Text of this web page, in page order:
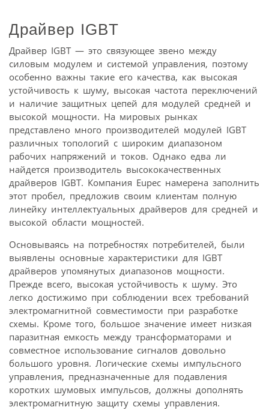
Драйвер IGBT
Драйвер IGBT — это связующее звено между
силовым модулем и системой управления, поэтому
особенно важны такие его качества, как высокая
устойчивость к шуму, высокая частота переключений
и наличие защитных цепей для модулей средней и
высокой мощности. На мировых рынках
представлено много производителей модулей IGBT
различных топологий с широким диапазоном
рабочих напряжений и токов. Однако едва ли
найдется производитель высококачественных
драйверов IGBT. Компания Eupec намерена заполнить
этот пробел, предложив своим клиентам полную
линейку интеллектуальных драйверов для средней и
высокой области мощностей.
Основываясь на потребностях потребителей, были
выявлены основные характеристики для IGBT
драйверов упомянутых диапазонов мощности.
Прежде всего, высокая устойчивость к шуму. Это
легко достижимо при соблюдении всех требований
электромагнитной совместимости при разработке
схемы. Кроме того, большое значение имеет низкая
паразитная емкость между трансформаторами и
совместное использование сигналов довольно
большого уровня. Логические схемы импульсного
управления, предназначенные для подавления
коротких шумовых импульсов, должны дополнять
электромагнитную защиту схемы управления.